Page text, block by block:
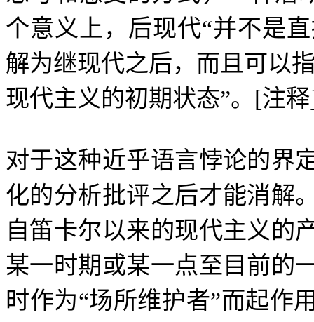
个意义上，后现代“并不是
解为继现代之后，而且可以
现代主义的初期状态”。 [注释
对于这种近乎语言悖论的界
化的分析批评之后才能消解
自笛卡尔以来的现代主义的
某一时期或某一点至目前的
时作为“场所维护者”而起作